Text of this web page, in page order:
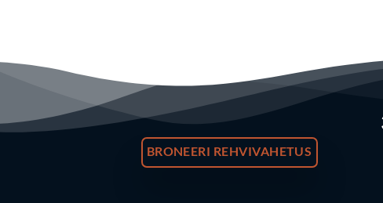
BRONEERI REHVIVAHETUS